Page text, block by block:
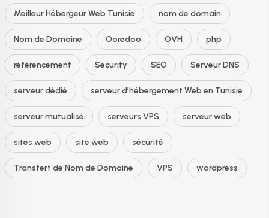
Meilleur Hébergeur Web Tunisie nom de domain
Nom de Domaine Ooredoo OVH php
référencement Security SEO Serveur DNS
serveur dédié serveur d’hébergement Web en Tunisie
serveur mutualisé serveurs VPS serveur web
sites web site web sécurité
Transfert de Nom de Domaine VPS wordpress